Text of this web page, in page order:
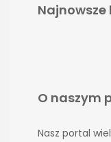
O naszym
Nasz portal